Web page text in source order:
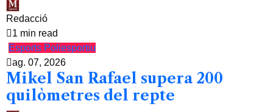
Redacció
1 min read
Esports Poliesportiu
ag. 07, 2026
Mikel San Rafael supera 200
quilòmetres del repte